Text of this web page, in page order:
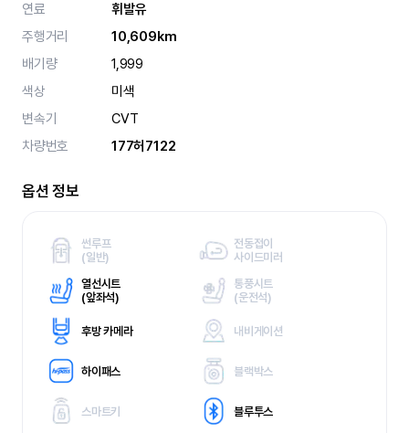
연료
휘발유
주행거리
10,609km
배기량
1,999
색상
미색
변속기
CVT
차량번호
177허7122
옵션 정보
썬루프
(일반)
전동접이
사이드미러
열선시트
(앞좌석)
통풍시트
(운전석)
후방 카메라 내비게이션
하이패스 블랙박스
스마트키 블루투스